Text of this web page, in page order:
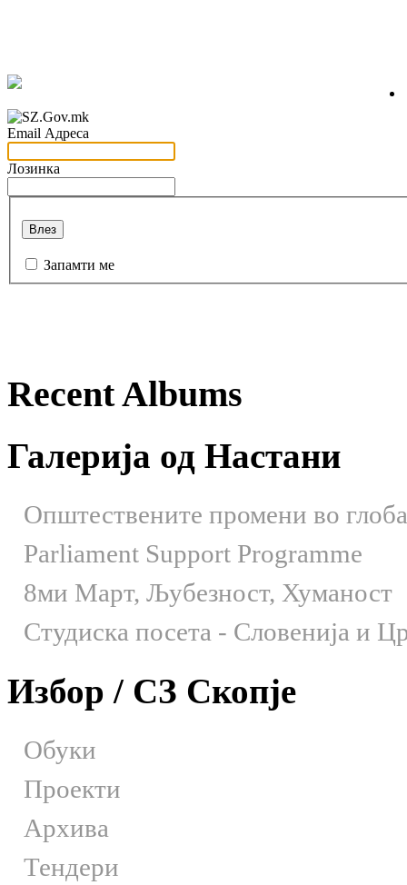
Email Адреса
Лозинка
Влез
Запамти ме
Recent Albums
Галерија од Настани
Општествените промени во
Parliament Support Programme
8ми Март, Љубезност, Хуманост
Студиска посета - Словенија и
Избор / СЗ Скопје
Обуки
Проекти
Архива
Тендери